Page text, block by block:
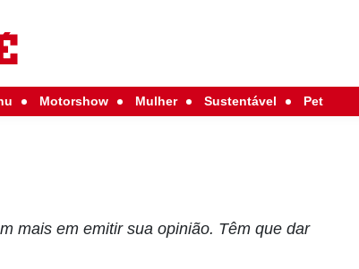
Motorshow Mulher Sustentável Pet
mais em emitir sua opinião. Têm que dar